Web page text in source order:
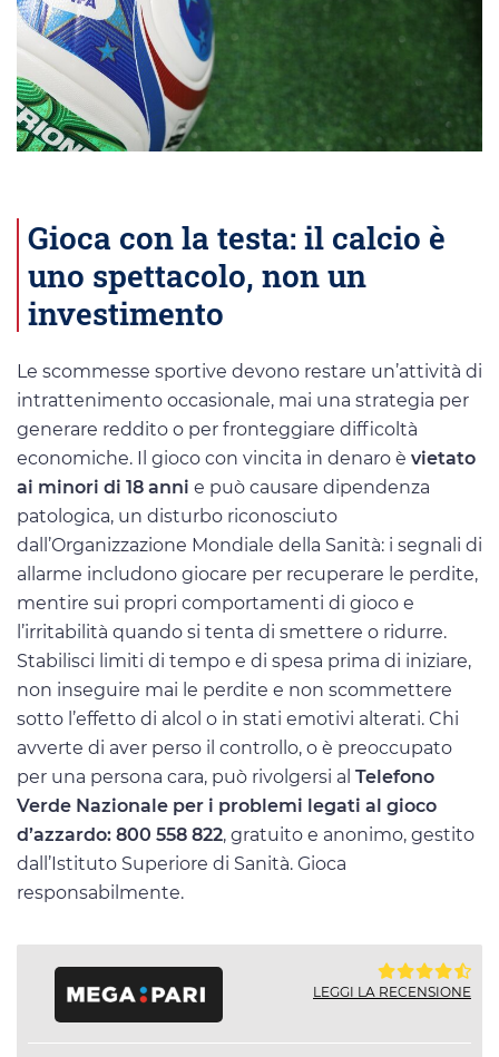
Gioca con la testa: il calcio è
uno spettacolo, non un
investimento
Le scommesse sportive devono restare un’attività di
intrattenimento occasionale, mai una strategia per
generare reddito o per fronteggiare difficoltà
economiche. Il gioco con vincita in denaro è vietato
ai minori di 18 anni e può causare dipendenza
patologica, un disturbo riconosciuto
dall’Organizzazione Mondiale della Sanità: i segnali di
allarme includono giocare per recuperare le perdite,
mentire sui propri comportamenti di gioco e
l’irritabilità quando si tenta di smettere o ridurre.
Stabilisci limiti di tempo e di spesa prima di iniziare,
non inseguire mai le perdite e non scommettere
sotto l’effetto di alcol o in stati emotivi alterati. Chi
avverte di aver perso il controllo, o è preoccupato
per una persona cara, può rivolgersi al Telefono
Verde Nazionale per i problemi legati al gioco
d’azzardo: 800 558 822, gratuito e anonimo, gestito
dall’Istituto Superiore di Sanità. Gioca
responsabilmente.
LEGGI LA RECENSIONE